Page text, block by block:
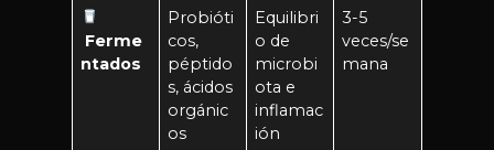
Ferme
ntados
Probióti
cos,
péptido
s, ácidos
orgánic
os
Equilibri
o de
microbi
ota e
inflamac
ión
3-5
veces/se
mana